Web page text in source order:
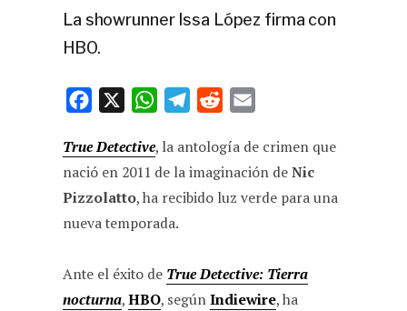
La showrunner Issa López firma con
HBO.
c
e
b
o
k
W
a
t
s
A
p
T
l
e
g
m
d
d
i
a
i
l
True Detective, la antología de crimen que
nació en 2011 de la imaginación deNic
Pizzolatto, ha recibido luz verde para una
nueva temporada.
Ante el éxito de True Detective: Tierra
nocturna,HBO, segúnIndiewire, ha